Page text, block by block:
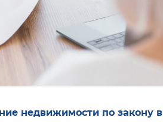
недвижимости по закону в